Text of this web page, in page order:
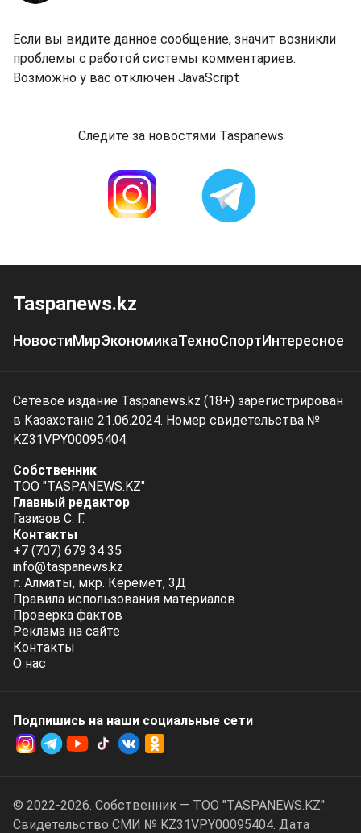
Если вы видите данное сообщение, значит возникли
проблемы с работой системы комментариев.
Возможно у вас отключен JavaScript
Следите за новостями Taspanews
Taspanews.kz
НовостиМирЭкономикаТехноСпортИнтересное
Сетевое издание Taspanews.kz (18+) зарегистрирован
в Казахстане 21.06.2024. Номер свидетельства №
KZ31VPY00095404.
Собственник
ТОО "TASPANEWS.KZ"
Главный редактор
Газизов С. Г.
Контакты
+7 (707) 679 34 35
info@taspanews.kz
г. Алматы, мкр. Керемет, 3Д
Правила использования материалов
Проверка фактов
Реклама на сайте
Контакты
О нас
Подпишись на наши социальные cети
© 2022-2026. Собственник — ТОО "TASPANEWS.KZ".
Cвидетельство СМИ № KZ31VPY00095404. Дата